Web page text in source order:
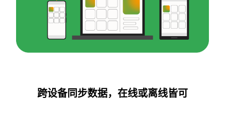
跨设备同步数据，在线或离线皆可